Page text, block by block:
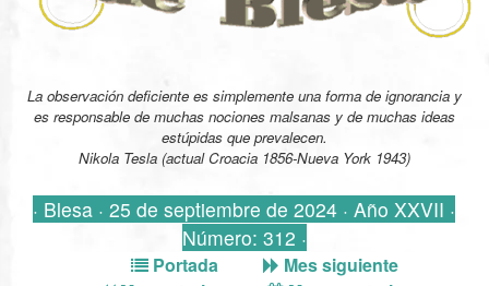
La observación deficiente es simplemente una forma de ignorancia y
es responsable de muchas nociones malsanas y de muchas ideas
estúpidas que prevalecen.
Nikola Tesla (actual Croacia 1856-Nueva York 1943)
· Blesa · 25 de septiembre de 2024 · Año XXVII ·
Número: 312 ·
Portada
Mes siguiente